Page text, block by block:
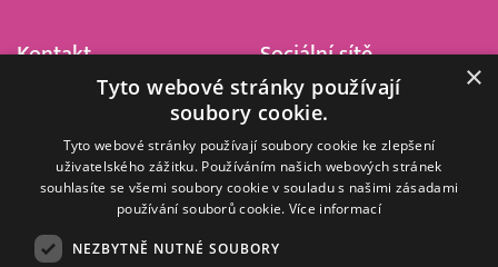
Kontakt
Barrandov Televizní Studio,
Kříženeckého nám. 322
152 00 Praha 5
IČ 416 93 311
Sociální sítě
×
Tyto webové stránky používají
soubory cookie.
Tyto webové stránky používají soubory cookie ke zlepšení
uživatelského zážitku. Používáním našich webových stránek
souhlasíte se všemi soubory cookie v souladu s našimi zásadami
používání souborů cookie. Více informací
NEZBYTNĚ NUTNÉ SOUBORY